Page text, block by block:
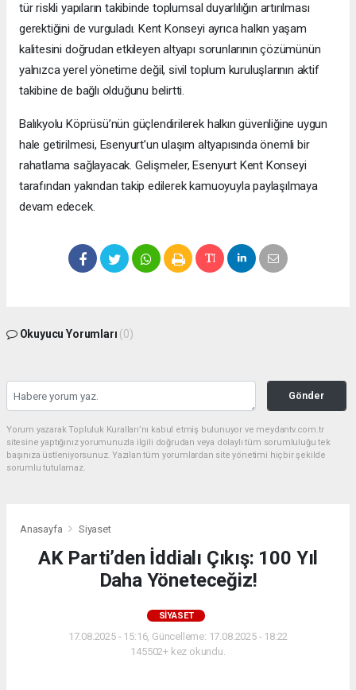
tür riskli yapıların takibinde toplumsal duyarlılığın artırılması
gerektiğini de vurguladı. Kent Konseyi ayrıca halkın yaşam
kalitesini doğrudan etkileyen altyapı sorunlarının çözümünün
yalnızca yerel yönetime değil, sivil toplum kuruluşlarının aktif
takibine de bağlı olduğunu belirtti.
Balıkyolu Köprüsü’nün güçlendirilerek halkın güvenliğine uygun
hale getirilmesi, Esenyurt’un ulaşım altyapısında önemli bir
rahatlama sağlayacak. Gelişmeler, Esenyurt Kent Konseyi
tarafından yakından takip edilerek kamuoyuyla paylaşılmaya
devam edecek.
Okuyucu Yorumları (0)
Gönder
Yorum yazarak Topluluk Kuralları’nı kabul etmiş bulunuyor ve meydantv.com.tr
sitesine yaptığınız yorumunuzla ilgili doğrudan veya dolaylı tüm sorumluluğu tek
başınıza üstleniyorsunuz. Yazılan tüm yorumlardan site yönetimi hiçbir şekilde
sorumlu tutulamaz.
Anasayfa Siyaset
AK Parti’den İddialı Çıkış: 100 Yıl
Daha Yöneteceğiz!
SIYASET
17.08.2025 - 15:16, Güncelleme: 17.08.2025 - 18:22
145502+ kez okundu.